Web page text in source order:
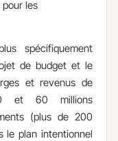
les
spécifiquement
de budget et le
et revenus de
et 60 millions
(plus de 200
le plan intentionnel